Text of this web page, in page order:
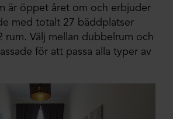
är öppet året om och erbjuder
med totalt 27 bäddplatser
rum. Välj mellan dubbelrum och
för att passa alla typer av